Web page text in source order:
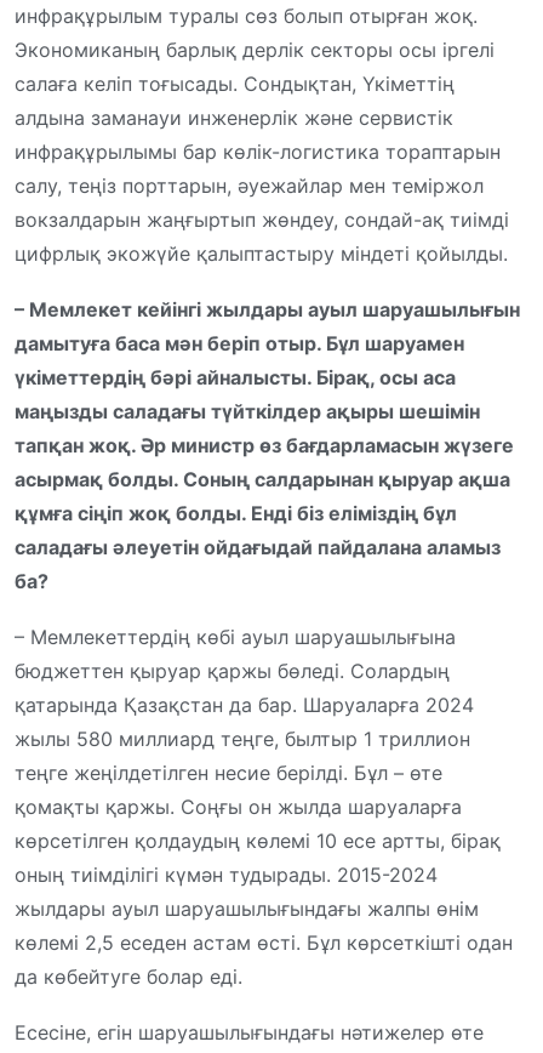
инфрақұрылым туралы сөз болып отырған жоқ.
Экономиканың барлық дерлік секторы осы іргелі
салаға келіп тоғысады. Сондықтан, Үкіметтің
алдына заманауи инженерлік және сервистік
инфрақұрылымы бар көлік-логистика тораптарын
салу, теңіз порттарын, әуежайлар мен теміржол
вокзалдарын жаңғыртып жөндеу, сондай-ақ тиімді
цифрлық экожүйе қалыптастыру міндеті қойылды.
– Мемлекет кейінгі жылдары ауыл шаруашылығын
дамытуға баса мән беріп отыр. Бұл шаруамен
үкіметтердің бәрі айналысты. Бірақ, осы аса
маңызды саладағы түйткілдер ақыры шешімін
тапқан жоқ. Әр министр өз бағдарламасын жүзеге
асырмақ болды. Соның салдарынан қыруар ақша
құмға сіңіп жоқ болды. Енді біз еліміздің бұл
саладағы әлеуетін ойдағыдай пайдалана аламыз
ба?
– Мемлекеттердің көбі ауыл шаруашылығына
бюджеттен қыруар қаржы бөледі. Солардың
қатарында Қазақстан да бар. Шаруаларға 2024
жылы 580 миллиард теңге, былтыр 1 триллион
теңге жеңілдетілген несие берілді. Бұл – өте
қомақты қаржы. Соңғы он жылда шаруаларға
көрсетілген қолдаудың көлемі 10 есе артты, бірақ
оның тиімділігі күмән тудырады. 2015-2024
жылдары ауыл шаруашылығындағы жалпы өнім
көлемі 2,5 еседен астам өсті. Бұл көрсеткішті одан
да көбейтуге болар еді.
Есесіне, егін шаруашылығындағы нәтижелер өте